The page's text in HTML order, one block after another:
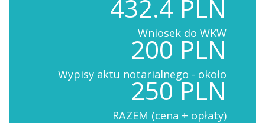
432.4 PLN
Wniosek do WKW
200 PLN
Wypisy aktu notarialnego - około
250 PLN
RAZEM (cena + opłaty)